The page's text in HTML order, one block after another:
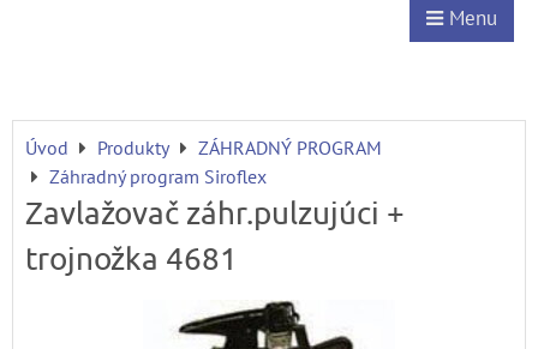
Menu
Úvod Produkty
ZÁHRADNÝ PROGRAM
Záhradný program Siroflex
Zavlažovač záhr.pulzujúci +
trojnožka 4681